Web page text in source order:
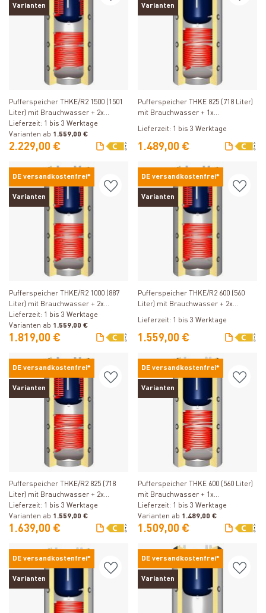
Varianten
Produkt ansehen
Pufferspeicher THKE/R2 1500 (1501
Liter) mit Brauchwasser + 2x
Solarwärmetauscher
Lieferzeit: 1 bis 3 Werktage
Varianten ab 1.559,00 €
2.229,00 €
Varianten
Produkt ansehen
Pufferspeicher THKE 825 (718 Liter)
mit Brauchwasser + 1x
Lieferzeit: 1 bis 3 Werktage
1.489,00 €
DE versandkostenfrei*
Varianten
Produkt ansehen
Pufferspeicher THKE/R2 1000 (887
Liter) mit Brauchwasser + 2x
Solarwärmetauscher
Lieferzeit: 1 bis 3 Werktage
Varianten ab 1.559,00 €
1.819,00 €
DE versandkostenfrei*
Varianten
Produkt ansehen
Pufferspeicher THKE/R2 600 (560
Liter) mit Brauchwasser + 2x
Lieferzeit: 1 bis 3 Werktage
1.559,00 €
DE versandkostenfrei*
Varianten
Produkt ansehen
Pufferspeicher THKE/R2 825 (718
Liter) mit Brauchwasser + 2x
Solarwärmetauscher
Lieferzeit: 1 bis 3 Werktage
Varianten ab 1.559,00 €
1.639,00 €
DE versandkostenfrei*
Varianten
Produkt ansehen
Pufferspeicher THKE 600 (560 Liter)
mit Brauchwasser + 1x
Solarwärmetauscher
Lieferzeit: 1 bis 3 Werktage
Varianten ab 1.489,00 €
1.509,00 €
DE versandkostenfrei*
Varianten
DE versandkostenfrei*
Varianten